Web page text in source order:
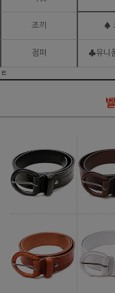
조끼 ♠
점퍼 ♣유니
ㅌ